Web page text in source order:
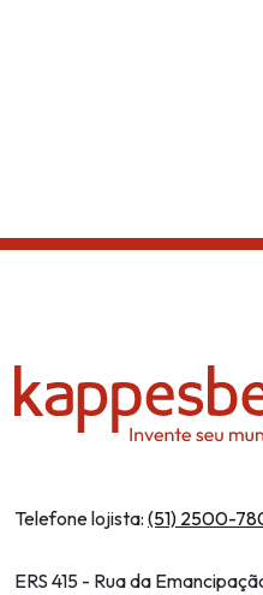
Telefone lojista: (51) 2500-
ERS 415 - Rua da